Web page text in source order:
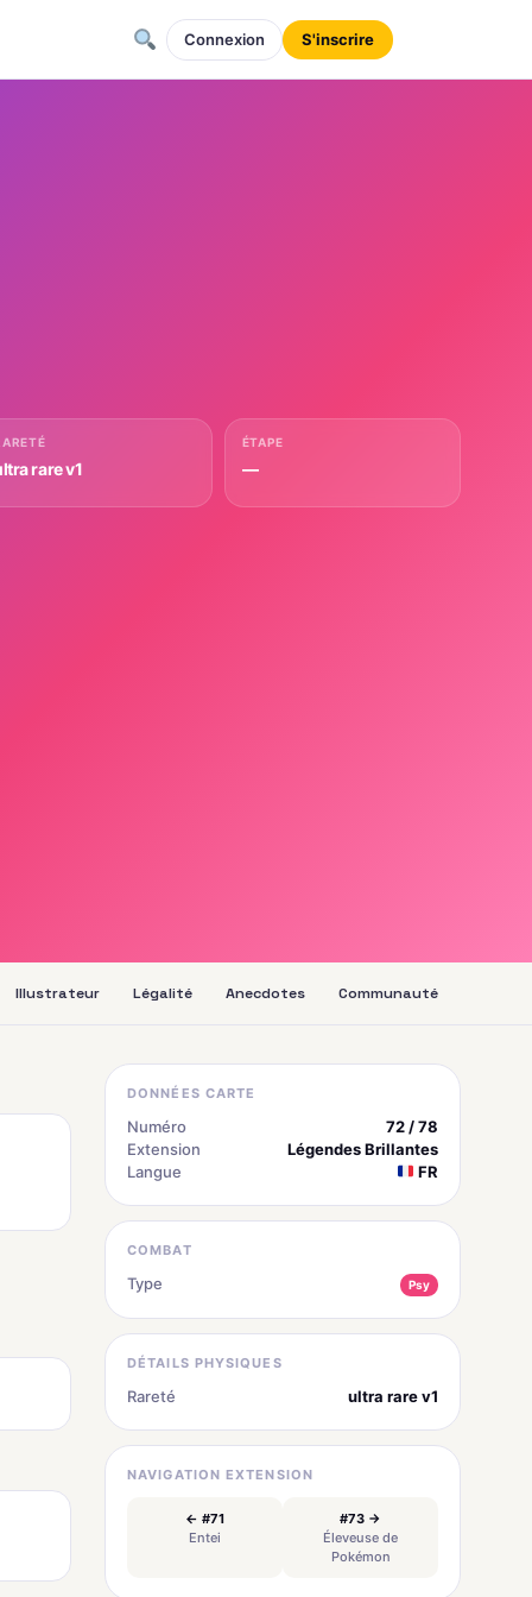
Connexion S'inscrire
rare v1
ÉTAPE
—
Illustrateur Légalité Anecdotes Communauté
DONNÉES CARTE
Numéro
72 / 78
Extension
Légendes Brillantes
Langue
FR
COMBAT
Type Psy
DÉTAILS PHYSIQUES
Rareté ultra rare v1
NAVIGATION EXTENSION
← #71
Entei
#73 →
Éleveuse de
Pokémon